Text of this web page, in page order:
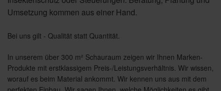
Umsetzung kommen aus einer Hand.
Bei uns gilt - Qualität statt Quantität.
In unserem über 300 m² Schauraum zeigen wir Ihnen Marken-
Produkte mit erstklassigem Preis-/Leistungsverhältnis. Wir wissen,
worauf es beim Material ankommt. Wir kennen uns aus mit dem